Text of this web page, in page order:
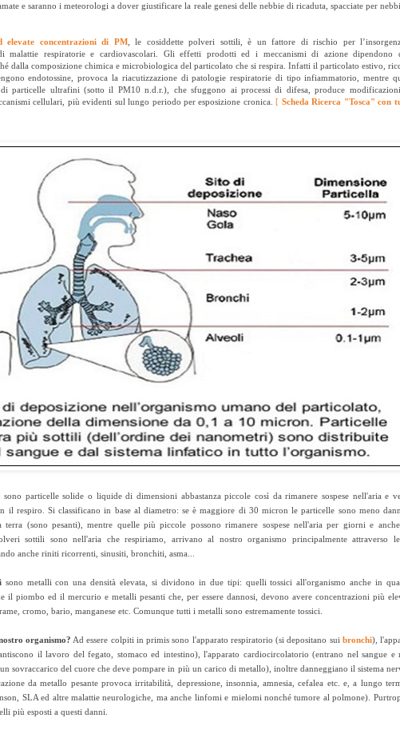
e saranno i meteorologi a dover giustificare la reale genesi delle nebbie di ricaduta, spacciate per
elevate concentrazioni di PM, le cosiddette polveri sottili, è un fattore di rischio per
malattie respiratorie e cardiovascolari. Gli effetti prodotti ed i meccanismi di azione dipendono
dalla composizione chimica e microbiologica del particolato che si respira. Infatti il particolato estivo,
endotossine, provoca la riacutizzazione di patologie respiratorie di tipo infiammatorio, mentre
particelle ultrafini (sotto il PM10 n.d.r.), che sfuggono ai processi di difesa, produce
cellulari, più evidenti sul lungo periodo per esposizione cronica. [ Scheda Ricerca "Tosca" con
particelle solide o liquide di dimensioni abbastanza piccole così da rimanere sospese nell'aria e
il respiro. Si classificano in base al diametro: se è maggiore di 30 micron le particelle sono meno
terra (sono pesanti), mentre quelle più piccole possono rimanere sospese nell'aria per giorni e
sottili sono nell'aria che respiriamo, arrivano al nostro organismo principalmente attraverso
anche riniti ricorrenti, sinusiti, bronchiti, asma...
sono metalli con una densità elevata, si dividono in due tipi: quelli tossici all'organismo anche in
il piombo ed il mercurio e metalli pesanti che, per essere dannosi, devono avere concentrazioni più
cromo, bario, manganese etc. Comunque tutti i metalli sono estremamente tossici.
organismo? Ad essere colpiti in primis sono l'apparato respiratorio (si depositano sui bronchi),
il lavoro del fegato, stomaco ed intestino), l'apparato cardiocircolatorio (entrano nel sangue e
sovraccarico del cuore che deve pompare in più un carico di metallo), inoltre danneggiano il sistema
da metallo pesante provoca irritabilità, depressione, insonnia, amnesia, cefalea etc. e, a lungo
SLA ed altre malattie neurologiche, ma anche linfomi e mielomi nonché tumore al polmone).
più esposti a questi danni.